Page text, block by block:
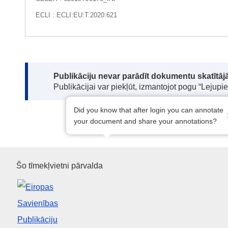
ECLI : ECLI:EU:T:2020:621
Note:
Publikāciju nevar parādīt dokumentu
Publikācijai var piekļūt, izmantojot pogu
Did you know that after login you can annotate
your document and share your annotations?
Eiropas Savienības
Šo tīmekļvietni pārvalda